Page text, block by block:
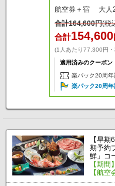
航空券＋宿 大人
合計164,600円(税
合計154,600
(1人あたり77,300円
適用済みのクーポン
楽パック20周年
楽パック20周年
【早
期予約
鮮」コ
【期
【航空